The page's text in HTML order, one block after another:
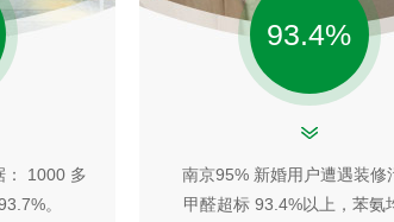
： 1000 多
。
93.4%
南京95% 新婚用户遭遇装修
甲醛超标 93.4%以上，苯氨